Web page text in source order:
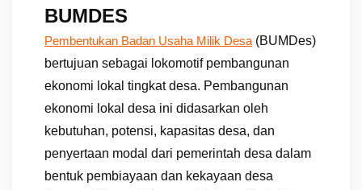
BUMDES
Pembentukan Badan Usaha Milik Desa (BUMDes)
bertujuan sebagai lokomotif pembangunan
ekonomi lokal tingkat desa. Pembangunan
ekonomi lokal desa ini didasarkan oleh
kebutuhan, potensi, kapasitas desa, dan
penyertaan modal dari pemerintah desa dalam
bentuk pembiayaan dan kekayaan desa